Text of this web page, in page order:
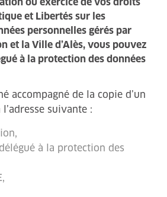
et Libertés sur les
personnelles gérés par
et la Ville d’Alès, vous pouvez
à la protection des données
accompagné de la copie d’un
suivante :
à la protection des